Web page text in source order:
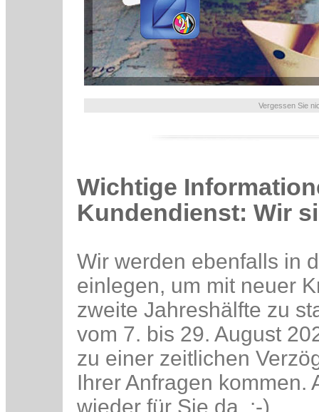
Vergessen Sie
Wichtige
Kundendienst: Wir
Wir werden ebenfalls in
einlegen, um mit neuer
zweite Jahreshälfte zu
vom 7. bis 29. August
zu einer zeitlichen
Ihrer Anfragen kommen.
wieder für Sie da. :-)